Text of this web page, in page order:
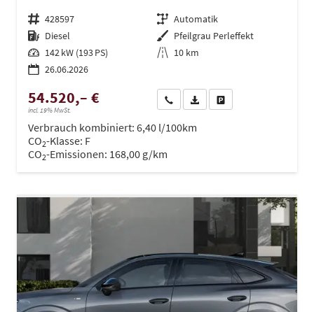
Fahrzeugnr. 428597 Getriebe Automatik
Kraftstoff Diesel Außenfarbe Pfeilgrau Perleffekt
Leistung 142 kW (193 PS) Kilometerstand 10 km
26.06.2026
54.520,– €
incl. 19% MwSt.
Wir rufen Sie anPDF-Datei, Fahrzeugexposé
Verbrauch kombiniert: 6,40 l/100km
CO2-Klasse: F
CO2-Emissionen: 168,00 g/km